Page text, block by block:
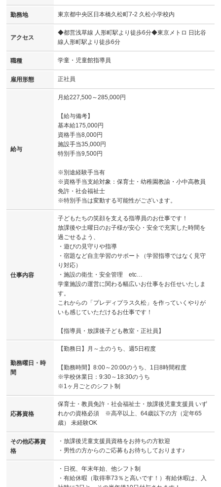
勤務地 東京都中央区日本橋久松町7-2 久松小学校内
アクセス
◆都営浅草線 人形町駅より徒歩6分◆東京メトロ 日比谷
線人形町駅より徒歩6分
職種 学童・児童館指導員
雇用形態 正社員
給与
月給227,500～285,000円
【給与備考】
基本給175,000円
資格手当8,000円
施設手当35,000円
特別手当9,500円
※別途経験手当有
※資格手当支給対象：保育士・幼稚園教諭・小中高教員
免許・社会福祉士
※特別手当は変動する可能性がございます。
仕事内容
子どもたちの笑顔を支える指導員のお仕事です！
放課後や土曜日のお子様が安心・安全で充実した時間を
過ごせるよう、
・遊びの見守りや指導
・宿題など自主学習のサポート（学習指導ではなく見守
り対応）
・施設の衛生・安全管理 etc…
学童施設の運営に関わる幅広いお仕事をお任せいたしま
す。
これからの「プレディプラス久松」を作っていくやりが
いも感じていただけるお仕事です！
【指導員・放課後子ども教室・正社員】
勤務曜日・時
間
【勤務日】月～土のうち、週5日程度
【勤務時間】8:00～20:00のうち、1日8時間程度
※学校休業日：9:30～18:30のうち
※1ヶ月ごとのシフト制
応募資格
保育士・教員免許・社会福祉士・放課後児童支援員 いず
れかの資格必須 ※高卒以上、64歳以下の方（定年65
歳） 未経験OK
その他応募資
格
・放課後児童支援員資格をお持ちの方歓迎
・男性の方からのご応募もお待ちしております♪
・日祝、年末年始、他シフト制
・有給休暇（取得率73％と高いです！）有給休暇は、入